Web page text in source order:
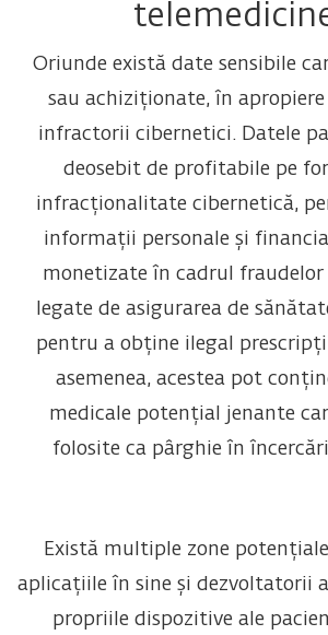
Oriunde există date sensibile
sau achiziționate, în apropiere
infractorii cibernetici. Datele
deosebit de profitabile pe
infracționalitate cibernetică,
informații personale și
monetizate în cadrul
legate de asigurarea de
pentru a obține ilegal
asemenea, acestea pot
medicale potențial jenante
folosite ca pârghie în
Există multiple zone
aplicațiile în sine și dezvoltatorii
propriile dispozitive ale